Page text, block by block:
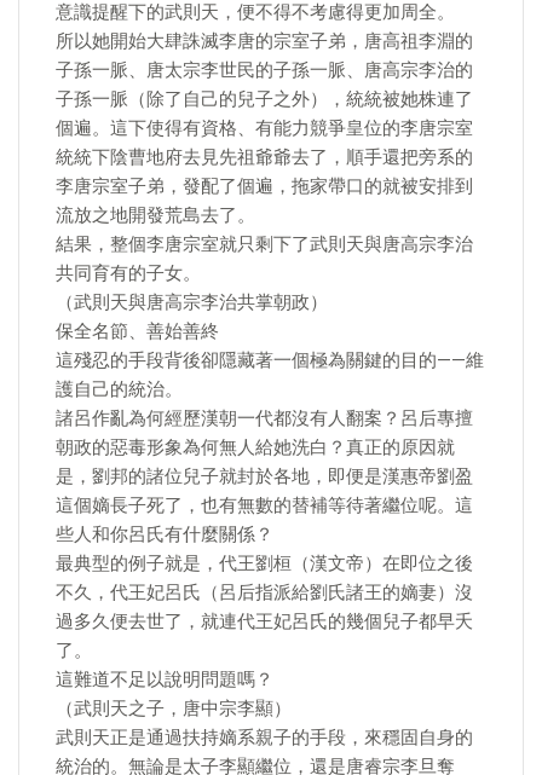
意識提醒下的武則天，便不得不考慮得更加周全。
所以她開始大肆誅滅李唐的宗室子弟，唐高祖李淵的
子孫一脈、唐太宗李世民的子孫一脈、唐高宗李治的
子孫一脈（除了自己的兒子之外），統統被她株連了
個遍。這下使得有資格、有能力競爭皇位的李唐宗室
統統下陰曹地府去見先祖爺爺去了，順手還把旁系的
李唐宗室子弟，發配了個遍，拖家帶口的就被安排到
流放之地開發荒島去了。
結果，整個李唐宗室就只剩下了武則天與唐高宗李治
共同育有的子女。
（武則天與唐高宗李治共掌朝政）
保全名節、善始善終
這殘忍的手段背後卻隱藏著一個極為關鍵的目的——維
護自己的統治。
諸呂作亂為何經歷漢朝一代都沒有人翻案？呂后專擅
朝政的惡毒形象為何無人給她洗白？真正的原因就
是，劉邦的諸位兒子就封於各地，即便是漢惠帝劉盈
這個嫡長子死了，也有無數的替補等待著繼位呢。這
些人和你呂氏有什麼關係？
最典型的例子就是，代王劉桓（漢文帝）在即位之後
不久，代王妃呂氏（呂后指派給劉氏諸王的嫡妻）沒
過多久便去世了，就連代王妃呂氏的幾個兒子都早夭
了。
這難道不足以說明問題嗎？
（武則天之子，唐中宗李顯）
武則天正是通過扶持嫡系親子的手段，來穩固自身的
統治的。無論是太子李顯繼位，還是唐睿宗李旦奪